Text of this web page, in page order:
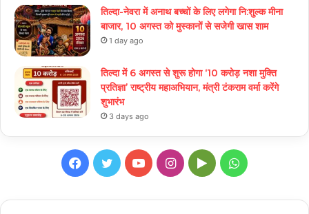
तिल्दा-नेवरा में अनाथ बच्चों के लिए लगेगा नि:शुल्क मीना
बाजार, 10 अगस्त को मुस्कानों से सजेगी खास शाम
1 day ago
तिल्दा में 6 अगस्त से शुरू होगा ‘10 करोड़ नशा मुक्ति
प्रतिज्ञा’ राष्ट्रीय महाअभियान, मंत्री टंकराम वर्मा करेंगे
शुभारंभ
3 days ago
Facebook
TwitterYouTubeInstagram
GoogleWhatsApp